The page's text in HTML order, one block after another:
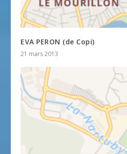
EVA PERON (de Copi)
21 mars 2013